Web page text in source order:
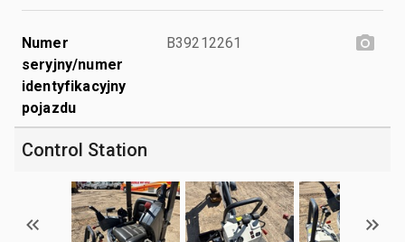
Numer
seryjny/numer
identyfikacyjny
pojazdu
B39212261
Control Station